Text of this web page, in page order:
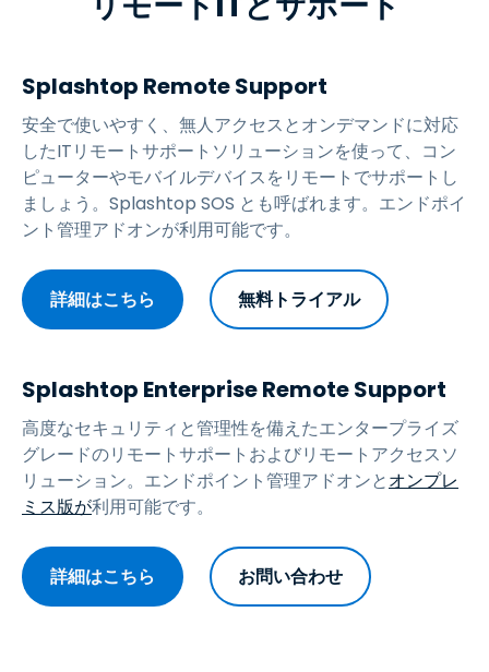
Splashtop Remote Support
安全で使いやすく、無人アクセスとオンデマンドに対応
したITリモートサポートソリューションを使って、コン
ピューターやモバイルデバイスをリモートでサポートし
ましょう。Splashtop SOS とも呼ばれます。エンドポイ
ント管理アドオンが利用可能です。
詳細はこちら 無料トライアル
Splashtop Enterprise Remote Support
高度なセキュリティと管理性を備えたエンタープライズ
グレードのリモートサポートおよびリモートアクセスソ
リューション。エンドポイント管理アドオンとオンプレ
ミス版が利用可能です。
詳細はこちら お問い合わせ